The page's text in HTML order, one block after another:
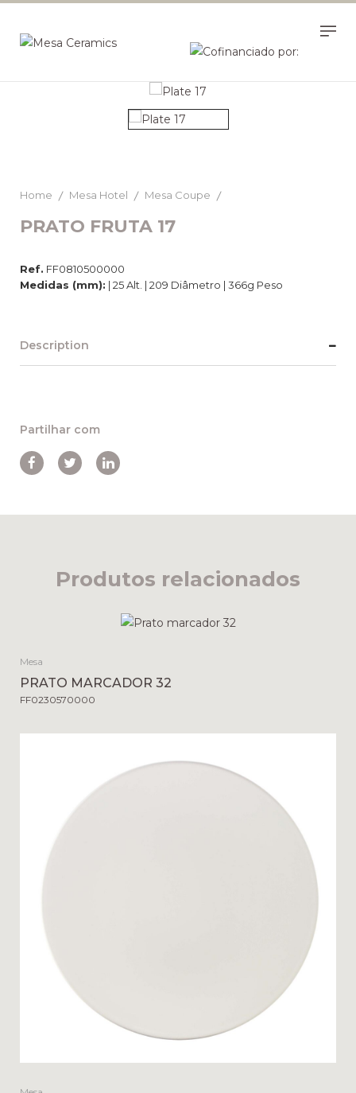
Home Mesa Hotel Mesa Coupe
PRATO FRUTA 17
Ref. FF0810500000
Medidas (mm): | 25 Alt. | 209 Diâmetro | 366g Peso
Description
Partilhar com
Produtos relacionados
Mesa
PRATO MARCADOR 32
FF0230570000